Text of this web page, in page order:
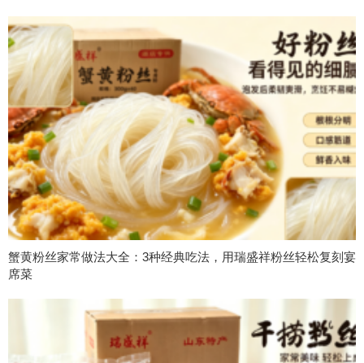
蟹黄粉丝家常做法大全：3种经典吃法，用瑞盛祥粉丝轻松复刻宴
席菜